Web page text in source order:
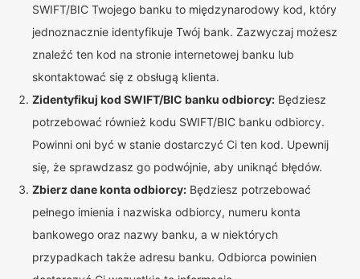
SWIFT/BIC Twojego banku to międzynarodowy kod, który
jednoznacznie identyfikuje Twój bank. Zazwyczaj możesz
znaleźć ten kod na stronie internetowej banku lub
skontaktować się z obsługą klienta.
Zidentyfikuj kod SWIFT/BIC banku odbiorcy: Będziesz
potrzebować również kodu SWIFT/BIC banku odbiorcy.
Powinni oni być w stanie dostarczyć Ci ten kod. Upewnij
się, że sprawdzasz go podwójnie, aby uniknąć błędów.
Zbierz dane konta odbiorcy: Będziesz potrzebować
pełnego imienia i nazwiska odbiorcy, numeru konta
bankowego oraz nazwy banku, a w niektórych
przypadkach także adresu banku. Odbiorca powinien